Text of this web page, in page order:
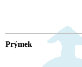
Prýmek